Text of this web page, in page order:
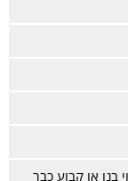
בנו או קבוע כבר